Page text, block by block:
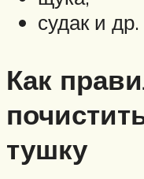
судак и др.
Как
тушку